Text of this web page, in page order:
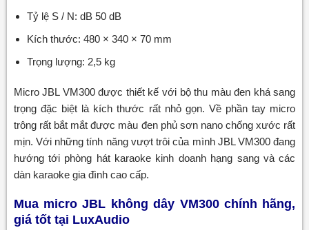
Tỷ lệ S / N: dB 50 dB
Kích thước: 480 × 340 × 70 mm
Trọng lượng: 2,5 kg
Micro JBL VM300 được thiết kế với bộ thu màu đen khá sang
trọng đặc biệt là kích thước rất nhỏ gọn. Về phần tay micro
trông rất bắt mắt được màu đen phủ sơn nano chống xước rất
mịn. Với những tính năng vượt trôi của mình JBL VM300 đang
hướng tới phòng hát karaoke kinh doanh hạng sang và các
dàn karaoke gia đình cao cấp.
Mua micro JBL không dây VM300 chính hãng,
giá tốt tại LuxAudio